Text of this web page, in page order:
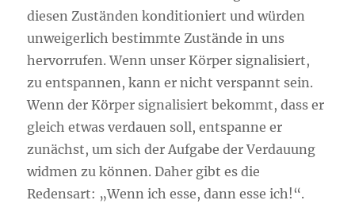
diesen Zuständen konditioniert und würden
unweigerlich bestimmte Zustände in uns
hervorrufen. Wenn unser Körper signalisiert,
zu entspannen, kann er nicht verspannt sein.
Wenn der Körper signalisiert bekommt, dass er
gleich etwas verdauen soll, entspanne er
zunächst, um sich der Aufgabe der Verdauung
widmen zu können. Daher gibt es die
Redensart: „Wenn ich esse, dann esse ich!“.